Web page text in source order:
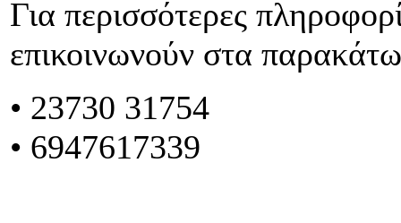
Για περισσότερες
επικοινωνούν στα
• 23730 31754
• 6947617339